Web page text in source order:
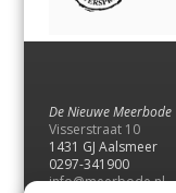
De Nieuwe Meerbode
Visserstraat 10
1431 GJ Aalsmeer
0297-341900
info@meerbode.nl